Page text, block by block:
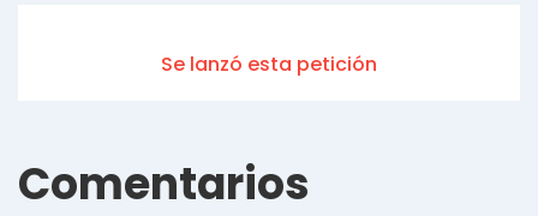
Se lanzó esta petición
Comentarios